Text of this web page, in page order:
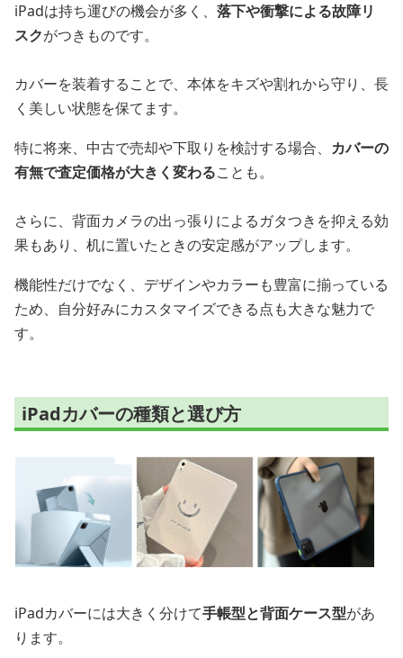
iPadは持ち運びの機会が多く、 落下や衝撃による故障リ
スクがつきものです。
カバーを装着することで、本体をキズや割れから守り、長
く美しい状態を保てます。
特に将来、中古で売却や下取りを検討する場合、 カバーの
有無で査定価格が大きく変わることも。
さらに、背面カメラの出っ張りによるガタつきを抑える効
果もあり、机に置いたときの安定感がアップします。
機能性だけでなく、デザインやカラーも豊富に揃っている
ため、自分好みにカスタマイズできる点も大きな魅力で
す。
iPadカバーの種類と選び方
iPadカバーには大きく分けて手帳型と背面ケース型があ
ります。